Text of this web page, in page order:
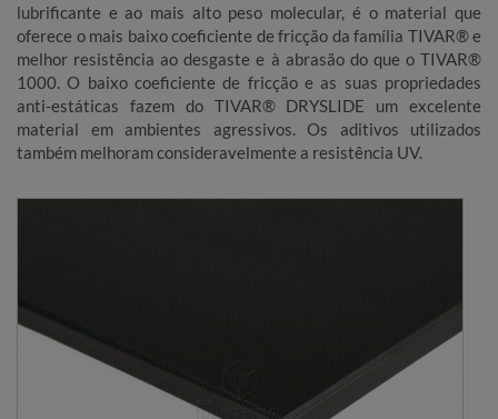
lubrificante e ao mais alto peso molecular, é o material que
oferece o mais baixo coeficiente de fricção da família TIVAR® e
melhor resistência ao desgaste e à abrasão do que o TIVAR®
1000. O baixo coeficiente de fricção e as suas propriedades
anti-estáticas fazem do TIVAR® DRYSLIDE um excelente
material em ambientes agressivos. Os aditivos utilizados
também melhoram consideravelmente a resistência UV.